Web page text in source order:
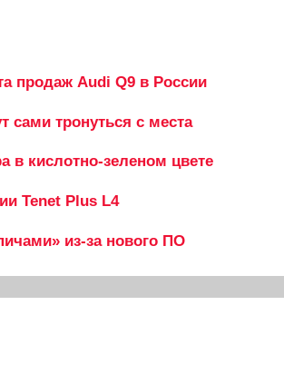
продаж Audi Q9 в России
сами тронуться с места
в кислотно-зеленом цвете
Tenet Plus L4
из-за нового ПО